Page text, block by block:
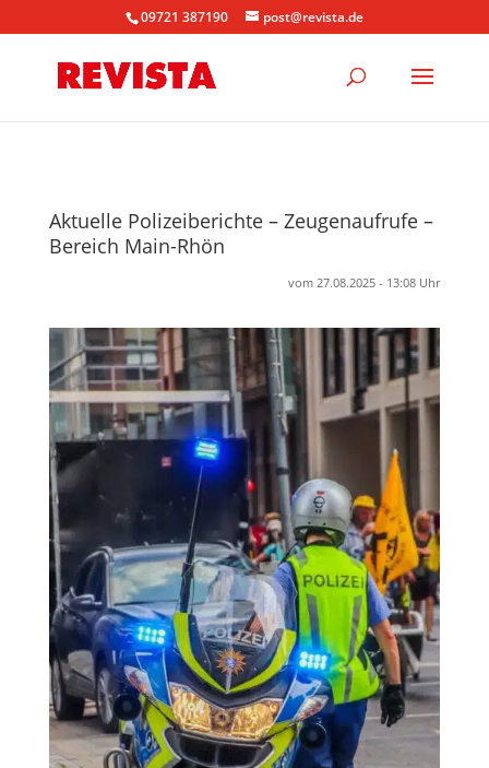
09721 387190 post@revista.de
Aktuelle Polizeiberichte – Zeugenaufrufe –
Bereich Main-Rhön
vom 27.08.2025 - 13:08 Uhr